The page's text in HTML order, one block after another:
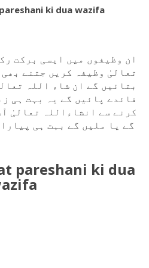
ki dua wazifa
ان وظیفوں میں ایسی برکت
تعالیٰ وظیفہ کریں جتنے
بتائیں گے ان شاء اللہ
فائدے پائیں گے یہ بہت ہی
کرنے سے انشاءاللہ تعالیٰ
pareshani ki dua